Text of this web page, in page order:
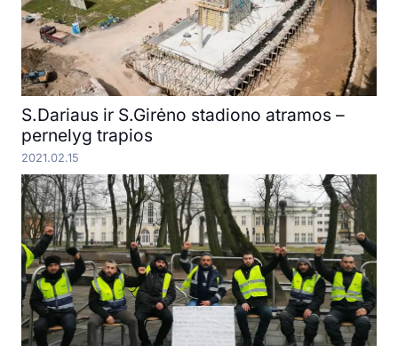
S.Dariaus ir S.Girėno stadiono atramos –
pernelyg trapios
2021.02.15